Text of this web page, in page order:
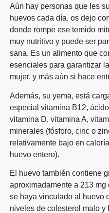
Aún hay personas que les
huevos cada día, os dejo
donde rompe ese temido
muy nutritivo y puede ser
sana. Es un alimento que
esenciales para garantizar
mujer, y más aún si hace
Además, su yema, está
especial vitamina B12,
vitamina D, vitamina A,
minerales (fósforo, cinc o
relativamente bajo en
huevo entero).
El huevo también contiene
aproximadamente a 213
se haya vinculado al huevo
niveles de colesterol malo y